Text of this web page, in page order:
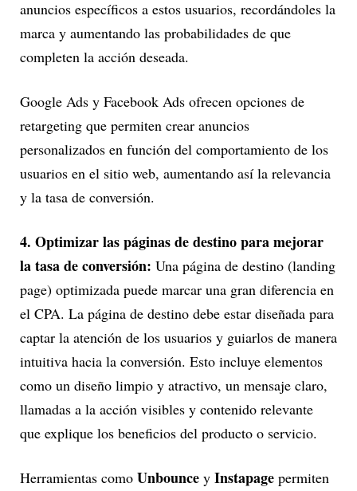
anuncios específicos a estos usuarios, recordándoles la
marca y aumentando las probabilidades de que
completen la acción deseada.
Google Ads y Facebook Ads ofrecen opciones de
retargeting que permiten crear anuncios
personalizados en función del comportamiento de los
usuarios en el sitio web, aumentando así la relevancia
y la tasa de conversión.
4. Optimizar las páginas de destino para mejorar
la tasa de conversión: Una página de destino (landing
page) optimizada puede marcar una gran diferencia en
el CPA. La página de destino debe estar diseñada para
captar la atención de los usuarios y guiarlos de manera
intuitiva hacia la conversión. Esto incluye elementos
como un diseño limpio y atractivo, un mensaje claro,
llamadas a la acción visibles y contenido relevante
que explique los beneficios del producto o servicio.
Herramientas como Unbounce y Instapage permiten